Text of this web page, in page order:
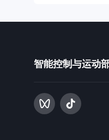
智能控制与运动